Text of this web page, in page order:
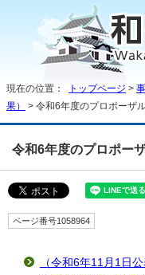
現在の位置： トップページ >
果）
> 令和6年度のプロポーザル
令和6年度のプロポー
ページ番号1058964
（令和6年11月1日